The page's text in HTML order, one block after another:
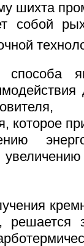
шихта
собой
способа
которое
решается